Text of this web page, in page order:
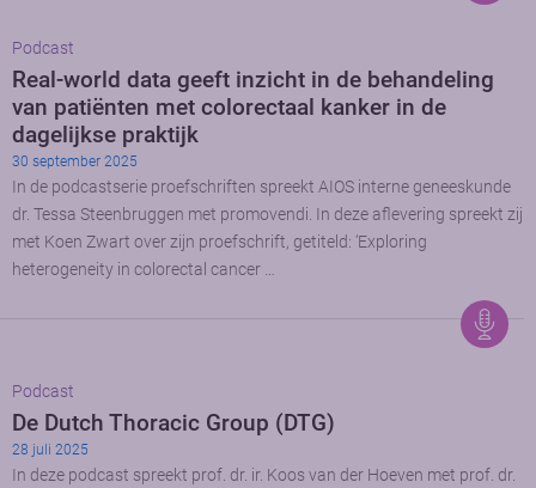
Podcast
Real-world data geeft inzicht in de behandeling
van patiënten met colorectaal kanker in de
dagelijkse praktijk
30 september 2025
In de podcastserie proefschriften spreekt AIOS interne geneeskunde
dr. Tessa Steenbruggen met promovendi. In deze aflevering spreekt zij
met Koen Zwart over zijn proefschrift, getiteld: ‘Exploring
heterogeneity in colorectal cancer …
Podcast
De Dutch Thoracic Group (DTG)
28 juli 2025
In deze podcast spreekt prof. dr. ir. Koos van der Hoeven met prof. dr.